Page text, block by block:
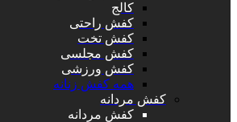
کالج
کفش راحتی
کفش تخت
کفش مجلسی
کفش ورزشی
همه کفش زنانه
کفش مردانه
کفش مردانه